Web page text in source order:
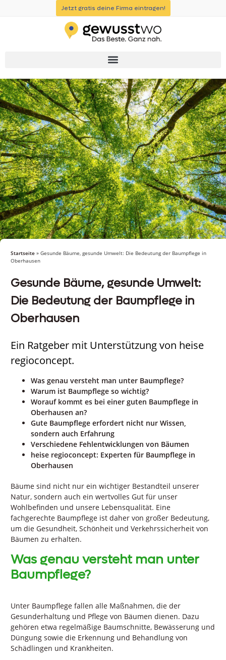
Jetzt gratis deine Firma eintragen!
Startseite » Gesunde Bäume, gesunde Umwelt: Die Bedeutung der Baumpflege in
Oberhausen
Gesunde Bäume, gesunde Umwelt:
Die Bedeutung der Baumpflege in
Oberhausen
Ein Ratgeber mit Unterstützung von heise
regioconcept.
Was genau versteht man unter Baumpflege?
Warum ist Baumpflege so wichtig?
Worauf kommt es bei einer guten Baumpflege in
Oberhausen an?
Gute Baumpflege erfordert nicht nur Wissen,
sondern auch Erfahrung
Verschiedene Fehlentwicklungen von Bäumen
heise regioconcept: Experten für Baumpflege in
Oberhausen
Bäume sind nicht nur ein wichtiger Bestandteil unserer
Natur, sondern auch ein wertvolles Gut für unser
Wohlbefinden und unsere Lebensqualität. Eine
fachgerechte Baumpflege ist daher von großer Bedeutung,
um die Gesundheit, Schönheit und Verkehrssicherheit von
Bäumen zu erhalten.
Was genau versteht man unter
Baumpflege?
Unter Baumpflege fallen alle Maßnahmen, die der
Gesunderhaltung und Pflege von Bäumen dienen. Dazu
gehören etwa regelmäßige Baumschnitte, Bewässerung und
Düngung sowie die Erkennung und Behandlung von
Schädlingen und Krankheiten.